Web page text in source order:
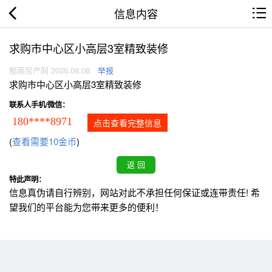
信息内容
求购市中心区小高层3室精致装修
郁南房产网 2026.08.08 举报
求购市中心区小高层3室精致装修
联系人手机/微信：
180****8971 点击查看完整信息
(查看需要10金币)
特此声明：
信息真伪请自行辨别，网站对此不承担任何保证或连带责任! 希
望我们的平台能为您带来更多的便利！